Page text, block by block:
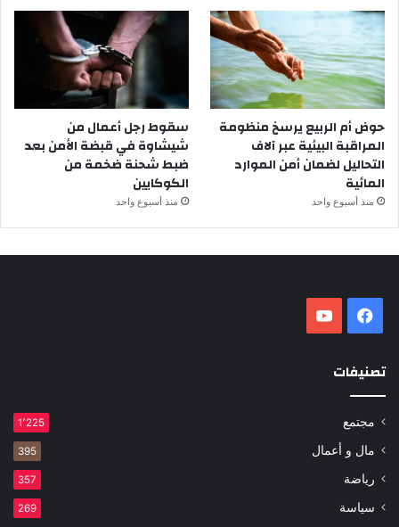
حوض أم الربيع يرسخ منظومة
المراقبة البيئية عبر آلاف
التحاليل لضمان أمن الموارد
المائية
منذ أسبوع واحد
سقوط رجل أعمال من
شيشاوة في قبضة الأمن بعد
ضبط شحنة ضخمة من
الكوكايين
منذ أسبوع واحد
فيسبوك
تصنيفات
مجتمع 1٬225
مال و أعمال 395
رياضة 357
سياسة 269